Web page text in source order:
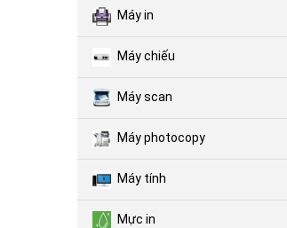
Máy in
Máy chiếu
Máy scan
Máy photocopy
Máy tính
Mực in